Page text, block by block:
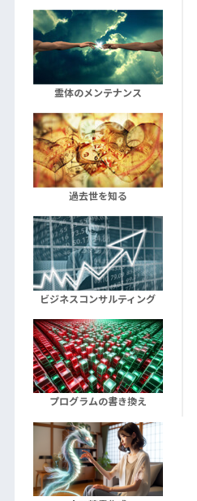
霊体のメンテナンス
過去世を知る
ビジネスコンサルティング
プログラムの書き換え